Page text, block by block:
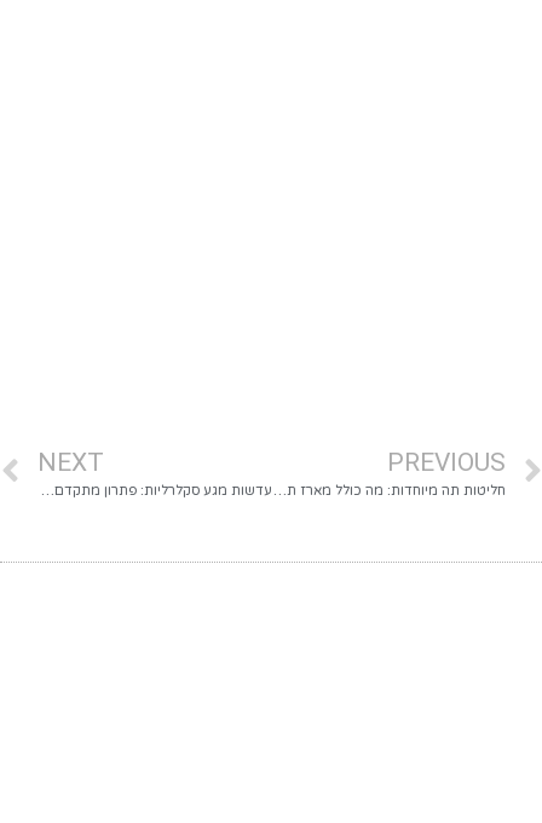
PREVIOUS
חליטות תה מיוחדות: מה כולל מארז תה זה ולמי הוא מתאים
NEXT
עדשות מגע סקלרליות: פתרון מתקדם לקרטוקונוס ויובש קשה